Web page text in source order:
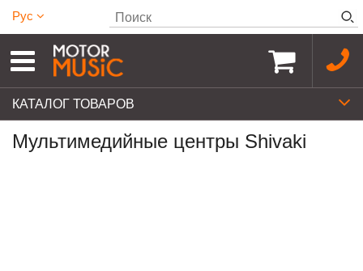
Рус
КАТАЛОГ ТОВАРОВ
Мультимедийные центры Shivaki